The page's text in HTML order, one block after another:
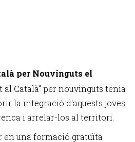
per Nouvinguts el
al Català” per nouvinguts tenia
la integració d'aquests joves
i arrelar-los al territori.
en una formació gratuïta